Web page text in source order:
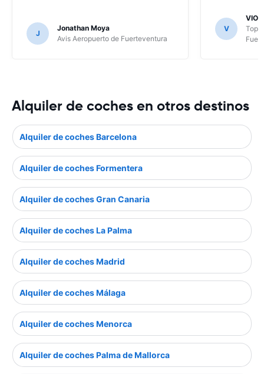
J
Jonathan Moya
Avis Aeropuerto de Fuerteventura
V
Alquiler de coches en otros destinos
Alquiler de coches Barcelona
Alquiler de coches Formentera
Alquiler de coches Gran Canaria
Alquiler de coches La Palma
Alquiler de coches Madrid
Alquiler de coches Málaga
Alquiler de coches Menorca
Alquiler de coches Palma de Mallorca